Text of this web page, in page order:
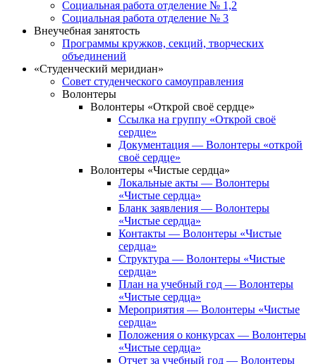
Социальная работа отделение № 1,2
Социальная работа отделение № 3
Внеучебная занятость
Программы кружков, секций, творческих
объединений
«Студенческий меридиан»
Совет студенческого самоуправления
Волонтеры
Волонтеры «Открой своё сердце»
Ссылка на группу «Открой своё
сердце»
Документация — Волонтеры «открой
своё сердце»
Волонтеры «Чистые сердца»
Локальные акты — Волонтеры
«Чистые сердца»
Бланк заявления — Волонтеры
«Чистые сердца»
Контакты — Волонтеры «Чистые
сердца»
Структура — Волонтеры «Чистые
сердца»
План на учебный год — Волонтеры
«Чистые сердца»
Мероприятия — Волонтеры «Чистые
сердца»
Положения о конкурсах — Волонтеры
«Чистые сердца»
Отчет за учебный год — Волонтеры